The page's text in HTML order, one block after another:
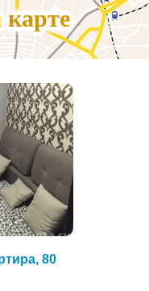
карте
80